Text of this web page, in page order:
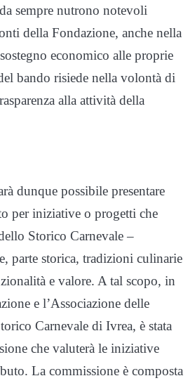
sempre nutrono notevoli
della Fondazione, anche nella
economico alle proprie
bando risiede nella volontà di
alla attività della
dunque possibile presentare
per iniziative o progetti che
Storico Carnevale –
parte storica, tradizioni culinarie
e valore. A tal scopo, in
e l’Associazione delle
Carnevale di Ivrea, è stata
che valuterà le iniziative
La commissione è composta